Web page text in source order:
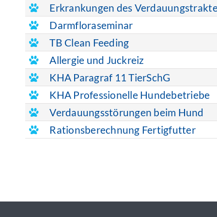
Erkrankungen des
Darmfloraseminar
TB Clean Feeding
Allergie und Juckreiz
KHA Paragraf 11 TierSchG
KHA Professionelle Hundebetriebe
Verdauungsstörungen beim Hund
Rationsberechnung Fertigfutter